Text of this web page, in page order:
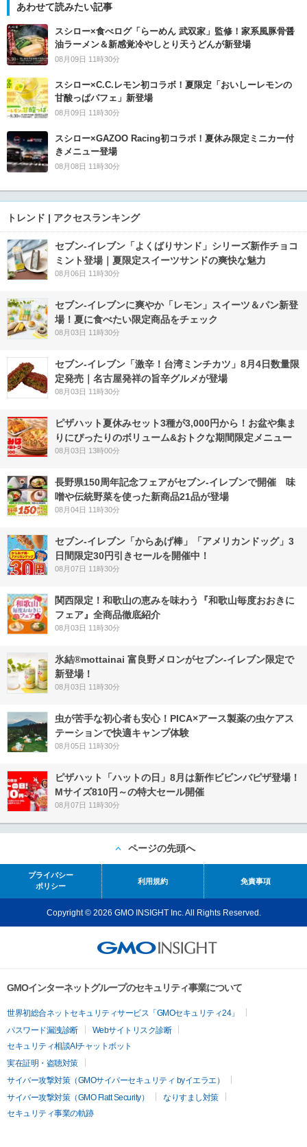
あわせて読みたい記事
スシロー×食べログ「らーめん 武双家」監修！家系風豚骨醤
油ラーメン＆新感覚冷やしとり天うどんが新登場
08月09日 11時30分
スシロー×C.C.レモン初コラボ！夏限定「おいしーレモンの
甘酸っぱパフェ」新登場
08月09日 11時30分
スシロー×GAZOO Racing初コラボ！夏休み限定ミニカー付
きメニュー登場
08月08日 11時30分
トレンド | アクセスランキング
セブン‐イレブン「よくばりサンド」シリーズ新作チョコ
ミント登場｜夏限定スイーツサンドの爽快な魅力
08月06日 11時30分
セブン‐イレブンに爽やか「レモン」スイーツ＆パン新登
場！夏に食べたい限定商品をチェック
08月03日 11時30分
セブン-イレブン「激辛！台湾ミンチカツ」8月4日数量限
定発売｜名古屋発祥の旨辛グルメが登場
08月03日 11時30分
ピザハット夏休みセット3種が3,000円から！お盆や集ま
りにぴったりのボリューム&おトクな期間限定メニュー
08月03日 13時00分
長野県150周年記念フェアがセブン-イレブンで開催 味
噌や伝統野菜を使った新商品21品が登場
08月04日 11時30分
セブン‐イレブン「からあげ棒」「アメリカンドッグ」3
日間限定30円引きセールを開催中！
08月07日 11時30分
関西限定！和歌山の恵みを味わう『和歌山毎度おおきに
フェア』全商品徹底紹介
08月03日 11時30分
氷結®mottainai 富良野メロンがセブン‐イレブン限定で
新登場！
08月03日 11時30分
虫が苦手な初心者も安心！PICA×アース製薬の虫ケアス
テーションで快適キャンプ体験
08月05日 11時30分
ピザハット「ハットの日」8月は新作ビビンバピザ登場！
Mサイズ810円～の特大セール開催
08月07日 11時30分
ページの先頭へ
プライバシー
ポリシー
利用規約 免責事項
Copyright © 2026 GMO INSIGHT Inc. All Rights Reserved.
GMOインターネットグループのセキュリティ事業について
世界初総合ネットセキュリティサービス「GMOセキュリティ24」
パスワード漏洩診断
Webサイトリスク診断
セキュリティ相談AIチャットボット
実在証明・盗聴対策
サイバー攻撃対策（GMOサイバーセキュリティ byイエラエ）
サイバー攻撃対策（GMO Flatt Security）
なりすまし対策
セキュリティ事業の軌跡